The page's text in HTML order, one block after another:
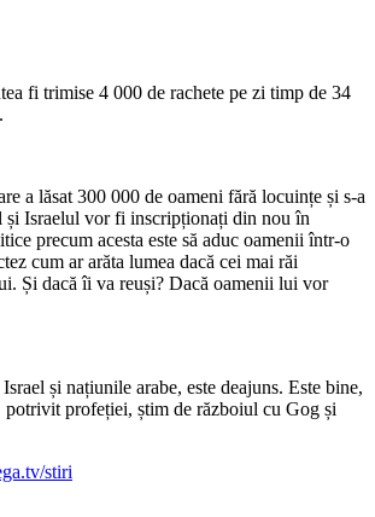
fi trimise 4 000 de rachete pe zi timp de 34
a lăsat 300 000 de oameni fără locuințe și s-a
și Israelul vor fi inscripționați din nou în
precum acesta este să aduc oamenii într-o
cum ar arăta lumea dacă cei mai răi
Și dacă îi va reuși? Dacă oamenii lui vor
și națiunile arabe, este deajuns. Este bine,
potrivit profeției, știm de războiul cu Gog și
stiri